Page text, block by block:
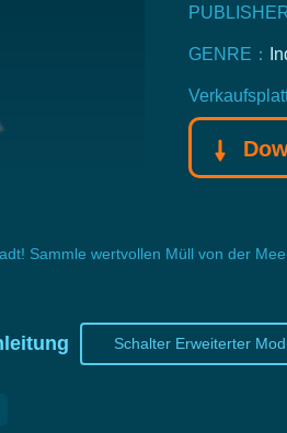
PUBLISHER
GENRE：
Sammle wertvollen Müll von der
Schalter Erweiterter